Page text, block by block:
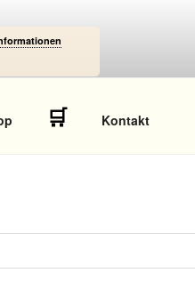
🛒 Kontakt